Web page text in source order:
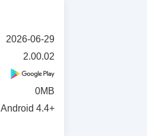
2026-06-29
2.00.02
0MB
Android 4.4+